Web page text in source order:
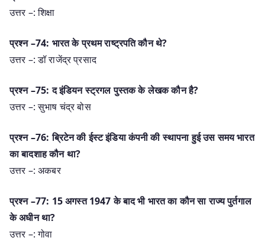
उत्तर –: शिक्षा
प्रश्न –74: भारत के प्रथम राष्ट्रपति कौन थे?
उत्तर –: डॉ राजेंद्र प्रसाद
प्रश्न –75: द इंडियन स्ट्रगल पुस्तक के लेखक कौन है?
उत्तर –: सुभाष चंद्र बोस
प्रश्न –76: ब्रिटेन की ईस्ट इंडिया कंपनी की स्थापना हुई उस समय भारत
का बादशाह कौन था?
उत्तर –: अकबर
प्रश्न –77: 15 अगस्त 1947 के बाद भी भारत का कौन सा राज्य पुर्तगाल
के अधीन था?
उत्तर –: गोवा